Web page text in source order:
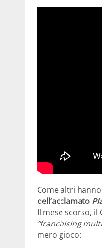
Come altri
dell’acclamato
Il mese scorso, il
“franchising
mero gioco: